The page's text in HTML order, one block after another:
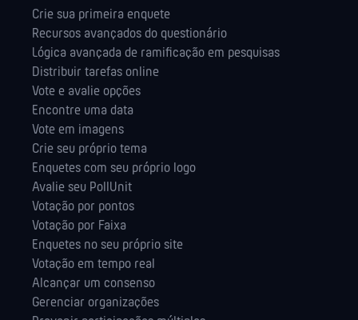
Crie sua primeira enquete
Recursos avançados do questionário
Lógica avançada de ramificação em pesquisas
Distribuir tarefas online
Vote e avalie opções
Encontre uma data
Vote em imagens
Crie seu próprio tema
Enquetes com seu próprio logo
Avalie seu PollUnit
Votação por pontos
Votação por Faixa
Enquetes no seu próprio site
Votação em tempo real
Alcançar um consenso
Gerenciar organizações